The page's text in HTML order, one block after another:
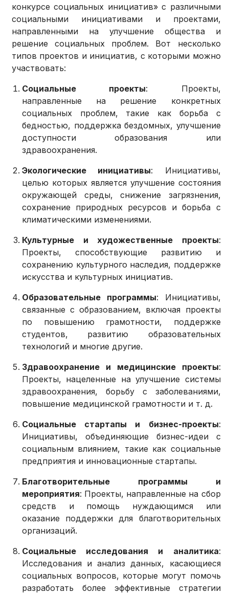
конкурсе социальных инициатив» с различными
социальными инициативами и проектами,
направленными на улучшение общества и
решение социальных проблем. Вот несколько
типов проектов и инициатив, с которыми можно
участвовать:
Социальные проекты: Проекты,
направленные на решение конкретных
социальных проблем, такие как борьба с
бедностью, поддержка бездомных, улучшение
доступности образования или
здравоохранения.
Экологические инициативы: Инициативы,
целью которых является улучшение состояния
окружающей среды, снижение загрязнения,
сохранение природных ресурсов и борьба с
климатическими изменениями.
Культурные и художественные проекты:
Проекты, способствующие развитию и
сохранению культурного наследия, поддержке
искусства и культурных инициатив.
Образовательные программы: Инициативы,
связанные с образованием, включая проекты
по повышению грамотности, поддержке
студентов, развитию образовательных
технологий и многие другие.
Здравоохранение и медицинские проекты:
Проекты, нацеленные на улучшение системы
здравоохранения, борьбу с заболеваниями,
повышение медицинской грамотности и т. д.
Социальные стартапы и бизнес-проекты:
Инициативы, объединяющие бизнес-идеи с
социальным влиянием, такие как социальные
предприятия и инновационные стартапы.
Благотворительные программы и
мероприятия: Проекты, направленные на сбор
средств и помощь нуждающимся или
оказание поддержки для благотворительных
организаций.
Социальные исследования и аналитика:
Исследования и анализ данных, касающиеся
социальных вопросов, которые могут помочь
разработать более эффективные стратегии